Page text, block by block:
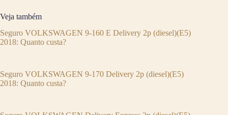
Veja também
Seguro VOLKSWAGEN 9-160 E Delivery 2p (diesel)(E5)
2018: Quanto custa?
Seguro VOLKSWAGEN 9-170 Delivery 2p (diesel)(E5)
2018: Quanto custa?